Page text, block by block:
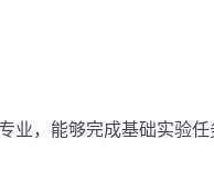
业，能够完成基础实验